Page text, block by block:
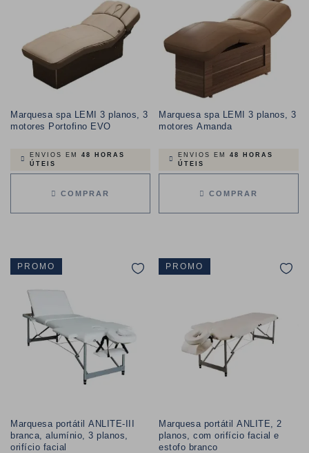
Marquesa spa LEMI 3 planos, 3
motores Portofino EVO
ENVIOS EM 48 HORAS
ÚTEIS
COMPRAR
Marquesa spa LEMI 3 planos, 3
motores Amanda
ENVIOS EM 48 HORAS
ÚTEIS
COMPRAR
PROMO
Marquesa portátil ANLITE-III
branca, alumínio, 3 planos,
orifício facial
PROMO
Marquesa portátil ANLITE, 2
planos, com orifício facial e
estofo branco